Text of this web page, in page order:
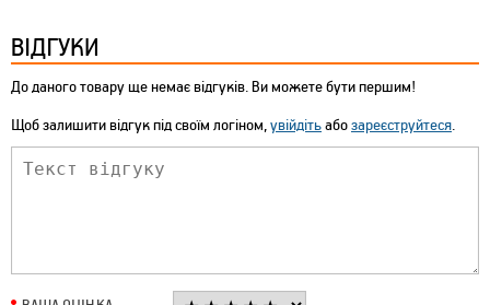
ВІДГУКИ
До даного товару ще немає відгуків. Ви можете бути першим!
Щоб залишити відгук під своїм логіном,увійдітьабозареєструйтеся.